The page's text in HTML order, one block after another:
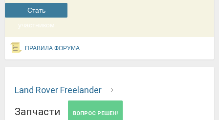
Cтать
участником
ПРАВИЛА ФОРУМА
Land Rover Freelander
Запчасти ВОПРОС РЕШЕН!